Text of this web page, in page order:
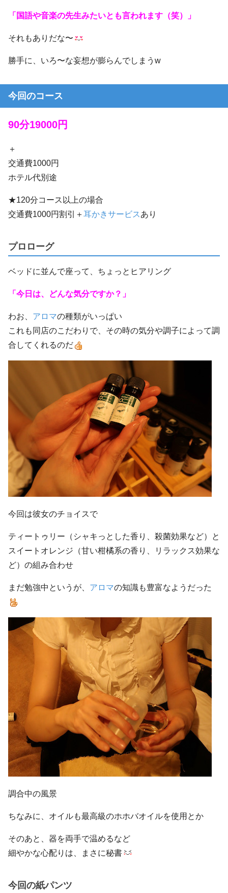
「国語や音楽の先生みたいとも言われます（笑）」
それもありだな〜
勝手に、いろ〜な妄想が膨らんでしまうw
今回のコース
90分19000円
＋
交通費1000円
ホテル代別途
★120分コース以上の場合
交通費1000円割引＋耳かきサービス あり
プロローグ
ベッドに並んで座って、ちょっとヒアリング
「今日は、どんな気分ですか？」
わお、 アロマの種類がいっぱい
これも同店のこだわりで、その時の気分や調子によって調
合してくれるのだ
今回は彼女のチョイスで
ティートゥリー（シャキっとした香り、殺菌効果など）と
スイートオレンジ（甘い柑橘系の香り、リラックス効果な
ど）の組み合わせ
まだ勉強中というが、 アロマの知識も豊富なようだった
調合中の風景
ちなみに、オイルも最高級のホホバオイルを使用とか
そのあと、器を両手で温めるなど
細やかな心配りは、まさに秘書
今回の紙パンツ